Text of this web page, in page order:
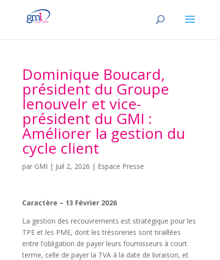
Dominique Boucard,
président du Groupe
lenouvelr et vice-
président du GMI :
Améliorer la gestion du
cycle client
par GMI | Juil 2, 2026 | Espace Presse
Caractère – 13 Février 2026
La gestion des recouvrements est stratégique pour les
TPE et les PME, dont les trésoreries sont tiraillées
entre l’obligation de payer leurs fournisseurs à court
terme, celle de payer la TVA à la date de livraison, et